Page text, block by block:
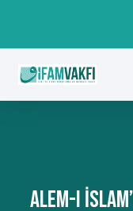
Alem-I